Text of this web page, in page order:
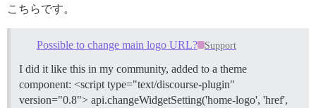
こちらです。
Possible to change main logo URL? Support
I did it like this in my community, added to a theme
component: <script type="text/discourse-plugin"
version="0.8"> api.changeWidgetSetting('home-logo', 'href',